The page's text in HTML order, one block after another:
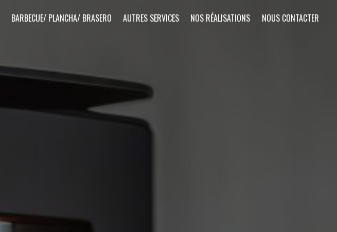
BARBECUE/ PLANCHA/ BRASERO AUTRES SERVICES NOS RÉALISATIONS NOUS CONTACTER